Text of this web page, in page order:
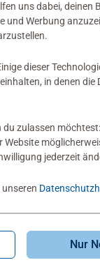
schwarz
uns dabei,
und Werbung
dieser
in denen
du zulassen
Website
jederzeit
Nur